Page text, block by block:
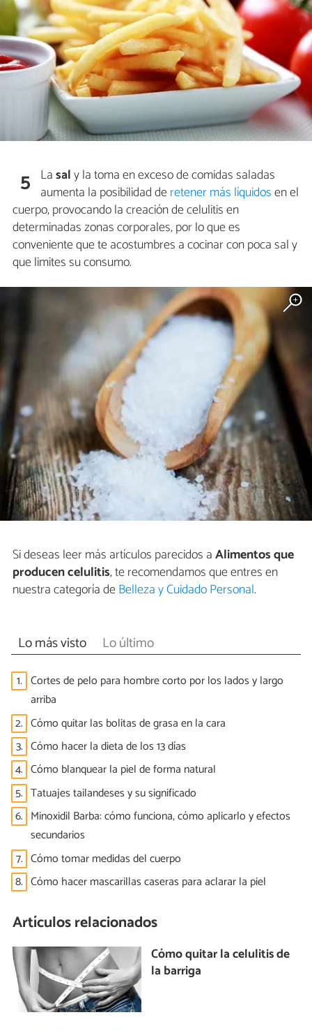
5 Lasaly la toma en exceso de comidas saladas
aumenta la posibilidad deretener más líquidosen el
cuerpo, provocando la creación de celulitis en
determinadas zonas corporales, por lo que es
conveniente que te acostumbres a cocinar con poca sal y
que limites su consumo.
Si deseas leer más artículos parecidos aAlimentos que
producen celulitis, te recomendamos que entres en
nuestra categoría deBelleza y Cuidado Personal.
Lo más visto Lo último
1. Cortes de pelo para hombre corto por los lados y largo
arriba
2. Cómo quitar las bolitas de grasa en la cara
3. Cómo hacer la dieta de los 13 días
4. Cómo blanquear la piel de forma natural
5. Tatuajes tailandeses y su significado
6. Minoxidil Barba: cómo funciona, cómo aplicarlo y efectos
secundarios
7. Cómo tomar medidas del cuerpo
8. Cómo hacer mascarillas caseras para aclarar la piel
Artículos relacionados
Cómo quitar la celulitis de
la barriga